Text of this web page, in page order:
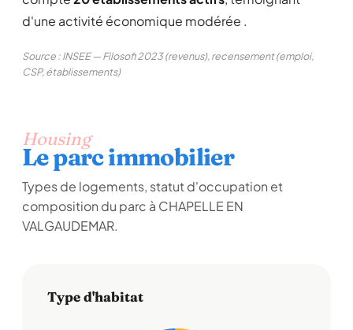
d'une activité économique modérée .
Source : INSEE — Filosofi 2023 (revenus), recensement (emploi,
CSP, établissements)
Housing
Le parc immobilier
Types de logements, statut d'occupation et
composition du parc à CHAPELLE EN
VALGAUDEMAR.
Type d'habitat